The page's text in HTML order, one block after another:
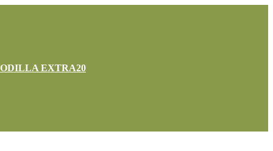
EXTRA20